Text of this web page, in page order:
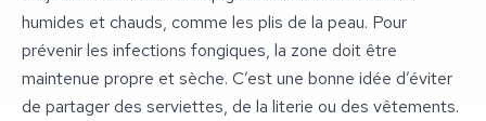
humides et chauds, comme les plis de la peau. Pour
prévenir les infections fongiques, la zone doit être
maintenue propre et sèche. C’est une bonne idée d’éviter
de partager des serviettes, de la literie ou des vêtements.